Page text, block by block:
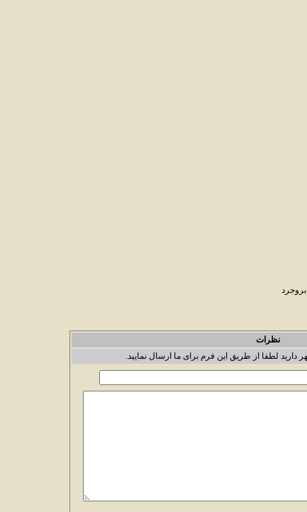
نظرات
دارید لطفا از طریق این فرم برای ما ارسال نمایید.